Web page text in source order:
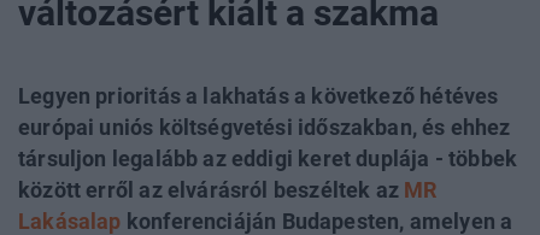
változásért kiált a szakma
Legyen prioritás a lakhatás a következő hétéves
európai uniós költségvetési időszakban, és ehhez
társuljon legalább az eddigi keret duplája - többek
között erről az elvárásról beszéltek az MR
Lakásalap konferenciáján Budapesten, amelyen a